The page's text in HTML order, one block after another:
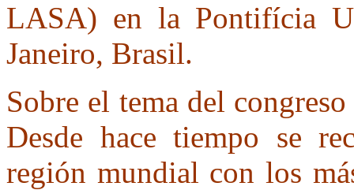
LASA) en la Pontifícia
Janeiro, Brasil.
Sobre el tema del
Desde hace tiempo se
región mundial con los